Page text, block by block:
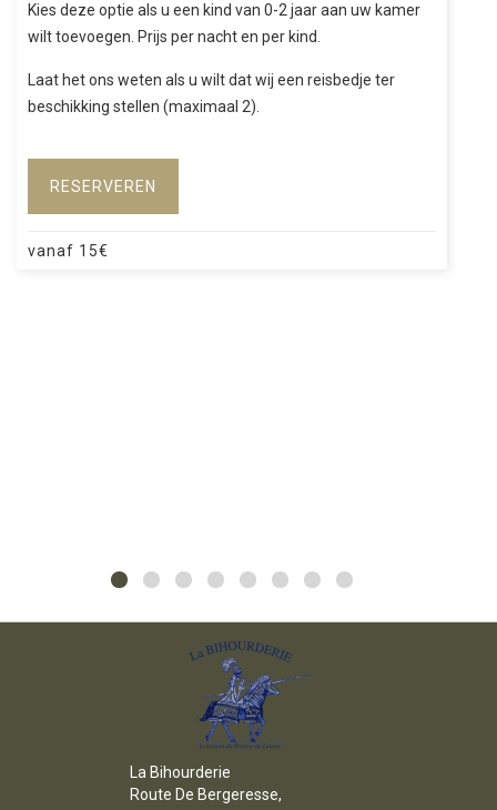
Kies deze optie als u een kind van 0-2 jaar aan uw kamer
wilt toevoegen. Prijs per nacht en per kind.
Laat het ons weten als u wilt dat wij een reisbedje ter
beschikking stellen (maximaal 2).
RESERVEREN
vanaf 15€
La Bihourderie
Route De Bergeresse,